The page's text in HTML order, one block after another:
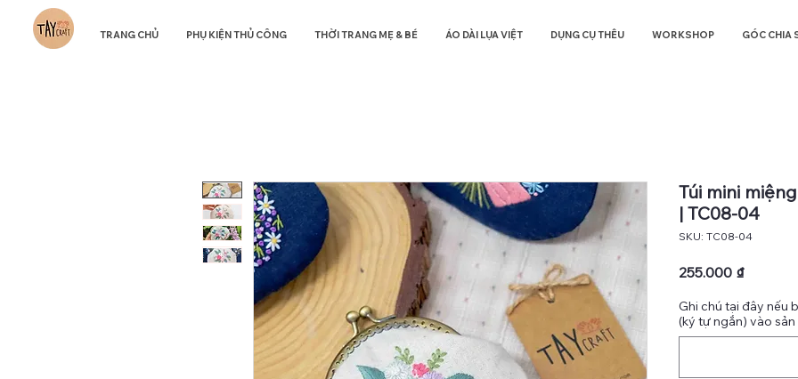
TRANG CHỦ PHỤ KIỆN THỦ CÔNG THỜI TRANG MẸ & BÉ ÁO DÀI LỤA VIỆT DỤNG CỤ THÊU WORKSHOP GÓC CHIA
Túi mini
| TC08-04
SKU: TC08-04
255.000 ₫Giá
Ghi chú tại đây nếu
(ký tự ngắn) vào